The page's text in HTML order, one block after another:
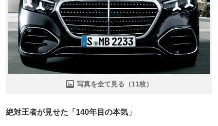
写真を全て見る（11枚）
絶対王者が見せた「140年目の本気」